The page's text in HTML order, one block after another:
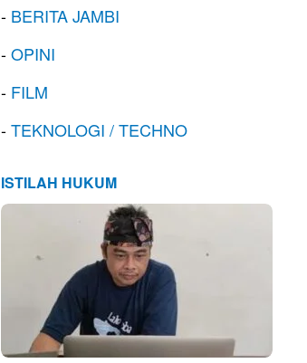
- BERITA JAMBI
-OPINI
- FILM
-TEKNOLOGI / TECHNO
ISTILAH HUKUM